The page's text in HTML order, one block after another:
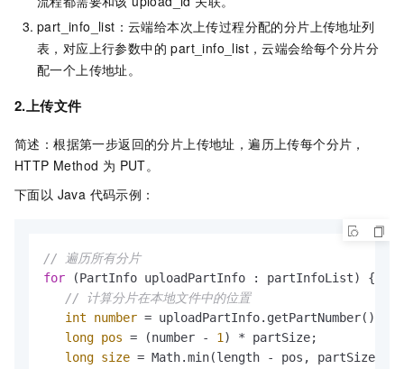
part_info_list：云端给本次上传过程分配的分片上传地址列
表，对应上行参数中的 part_info_list，云端会给每个分片分
配一个上传地址。
2.上传文件
简述：根据第一步返回的分片上传地址，遍历上传每个分片，
HTTP Method 为 PUT。
下面以 Java 代码示例：
// 遍历所有分片
for (PartInfo uploadPartInfo : partInfoList) {
// 计算分片在本地文件中的位置
int
number = uploadPartInfo.getPartNumber();
long pos = (number - 1 ) * partSize;
long size = Math.min(length - pos, partSize);